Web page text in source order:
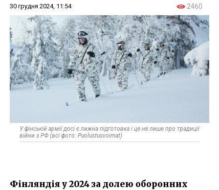
30 грудня 2024, 11:54 2460
У фінській армії досі є лижна підготовка і це не лише про традиції
війни з РФ (всі фото: Puolustusvoimat)
Фінляндія у 2024 за долею оборонних